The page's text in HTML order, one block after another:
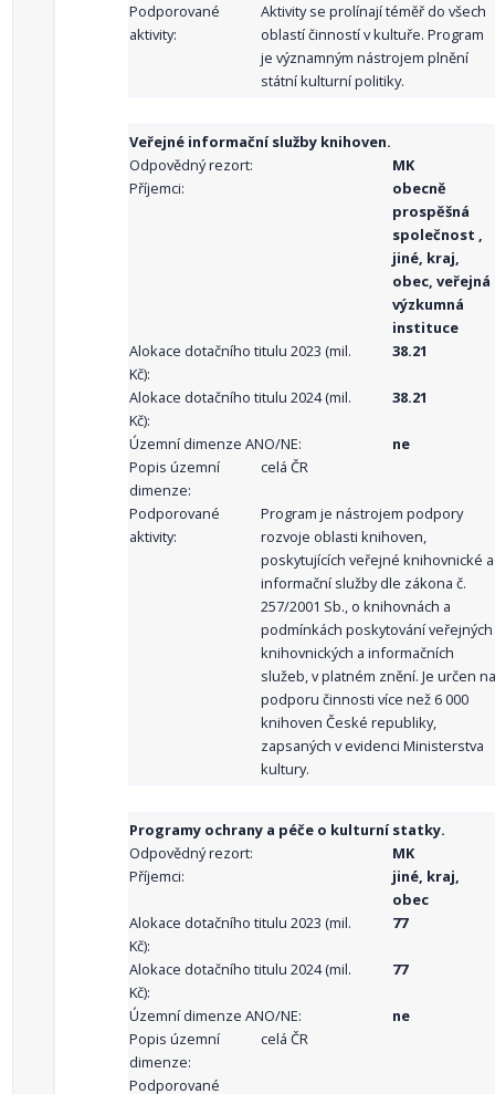
Podporované
aktivity:
Aktivity se prolínají téměř do všech
oblastí činností v kultuře. Program
je významným nástrojem plnění
státní kulturní politiky.
Veřejné informační služby knihoven.
Odpovědný rezort:
MK
Příjemci:
obecně
prospěšná
společnost ,
jiné, kraj,
obec, veřejná
výzkumná
instituce
Alokace dotačního titulu 2023 (mil.
Kč):
38.21
Alokace dotačního titulu 2024 (mil.
Kč):
38.21
Územní dimenze ANO/NE:
ne
Popis územní
dimenze:
celá ČR
Podporované
aktivity:
Program je nástrojem podpory
rozvoje oblasti knihoven,
poskytujících veřejné knihovnické a
informační služby dle zákona č.
257/2001 Sb., o knihovnách a
podmínkách poskytování veřejných
knihovnických a informačních
služeb, v platném znění. Je určen na
podporu činnosti více než 6 000
knihoven České republiky,
zapsaných v evidenci Ministerstva
kultury.
Programy ochrany a péče o kulturní statky.
Odpovědný rezort:
MK
Příjemci:
jiné, kraj,
obec
Alokace dotačního titulu 2023 (mil.
Kč):
77
Alokace dotačního titulu 2024 (mil.
Kč):
77
Územní dimenze ANO/NE:
ne
Popis územní
dimenze:
celá ČR
Podporované